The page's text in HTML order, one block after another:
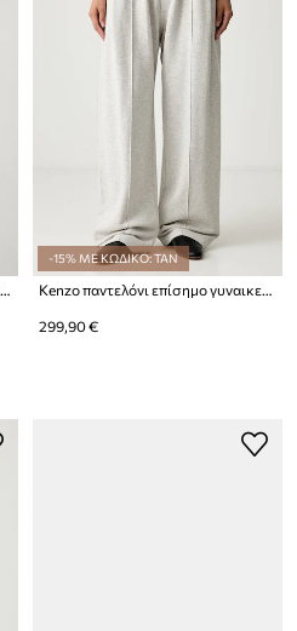
Kenzo μακρυμάνικο ανδρικό βαμβακερό
-15% ΜΕ ΚΩΔΙΚΟ: TAN
Kenzo παντελόνι επίσημο γυναικείο βαμβακερό
299,90 €